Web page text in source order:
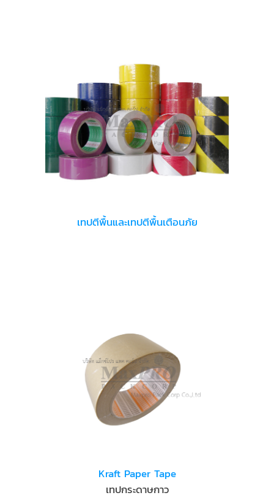
เทปตีพื้นและเทปตีพื้นเตือนภัย
Kraft Paper Tape
เทปกระดาษกาว